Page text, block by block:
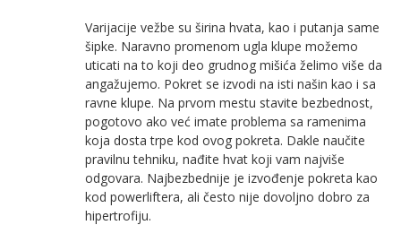
Varijacije vežbe su širina hvata, kao i putanja same
šipke. Naravno promenom ugla klupe možemo
uticati na to koji deo grudnog mišića želimo više da
angažujemo. Pokret se izvodi na isti našin kao i sa
ravne klupe. Na prvom mestu stavite bezbednost,
pogotovo ako već imate problema sa ramenima
koja dosta trpe kod ovog pokreta. Dakle naučite
pravilnu tehniku, nađite hvat koji vam najviše
odgovara. Najbezbednije je izvođenje pokreta kao
kod powerliftera, ali često nije dovoljno dobro za
hipertrofiju.